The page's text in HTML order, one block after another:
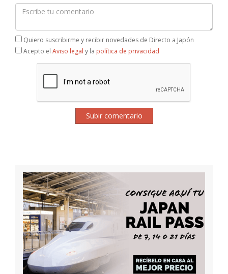
Quiero suscribirme y recibir novedades de Directo a Japón
Acepto el Aviso legal y la política de privacidad
Subir comentario